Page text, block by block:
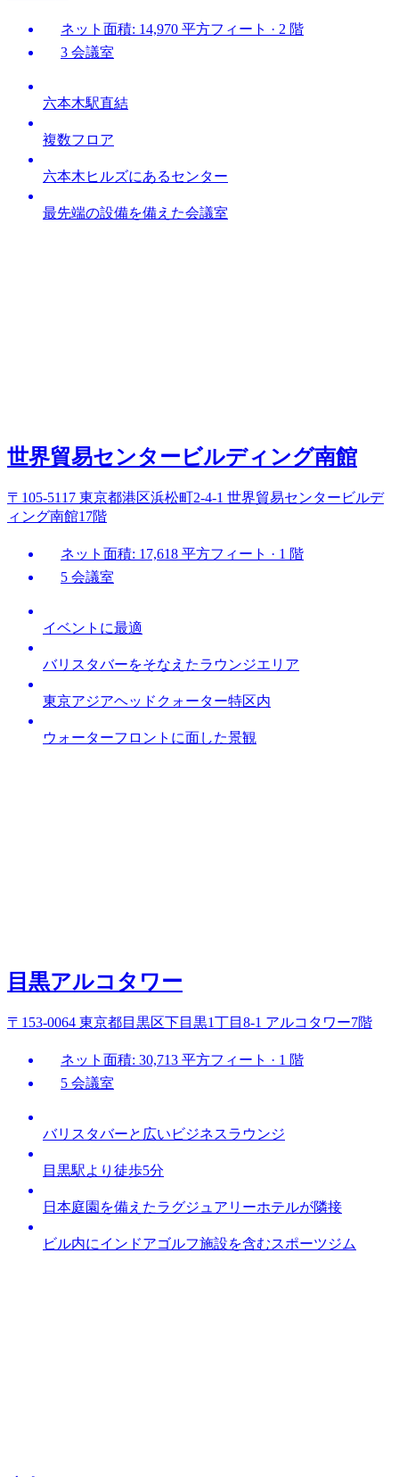
ネット面積: 14,970 平方フィート · 2 階
3 会議室
六本木駅直結
複数フロア
六本木ヒルズにあるセンター
最先端の設備を備えた会議室
世界貿易センタービルディング南館
〒105-5117 東京都港区浜松町2-4-1 世界貿易センタービルデ
ィング南館17階
ネット面積: 17,618 平方フィート · 1 階
5 会議室
イベントに最適
バリスタバーをそなえたラウンジエリア
東京アジアヘッドクォーター特区内
ウォーターフロントに面した景観
目黒アルコタワー
〒153-0064 東京都目黒区下目黒1丁目8-1 アルコタワー7階
ネット面積: 30,713 平方フィート · 1 階
5 会議室
バリスタバーと広いビジネスラウンジ
目黒駅より徒歩5分
日本庭園を備えたラグジュアリーホテルが隣接
ビル内にインドアゴルフ施設を含むスポーツジム